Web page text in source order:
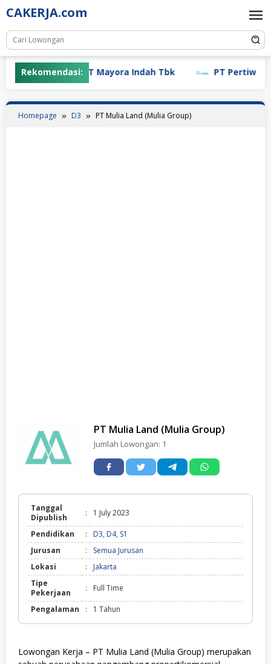
Skip
to
content
CAKERJA.com
Rekomendasi:PT Mayora Indah Tbk PT Pertiwi
Homepage D3 PT Mulia Land (Mulia Group)
PT Mulia Land (Mulia Group)
Jumlah Lowongan: 1
Tanggal
Dipublish
: 1 July 2023
Pendidikan : D3, D4, S1
Jurusan
:
Semua Jurusan
Lokasi
:
Jakarta
Tipe
Pekerjaan
: Full Time
Pengalaman : 1 Tahun
Lowongan Kerja – PT Mulia Land (Mulia Group) merupakan